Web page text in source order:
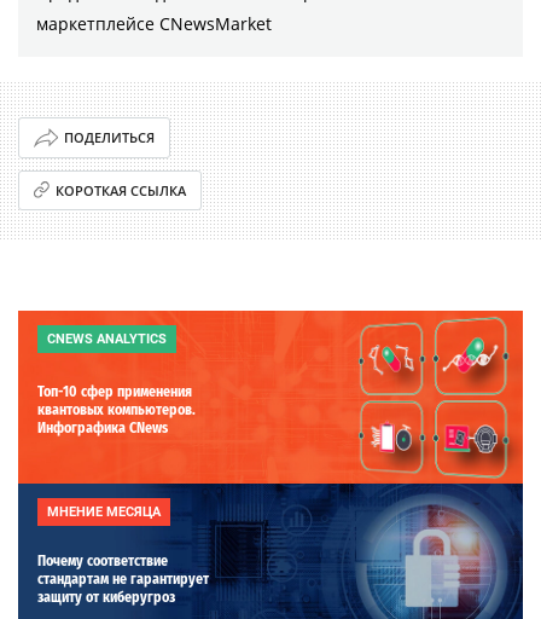
маркетплейсе CNewsMarket
ПОДЕЛИТЬСЯ
КОРОТКАЯ ССЫЛКА
CNEWS ANALYTICS
Топ-10 сфер применения
квантовых компьютеров.
Инфографика CNews
МНЕНИЕ МЕСЯЦА
Почему соответствие
стандартам не гарантирует
защиту от киберугроз